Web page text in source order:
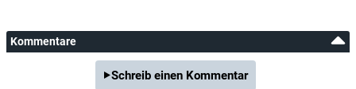
Kommentare
Schreib einen Kommentar